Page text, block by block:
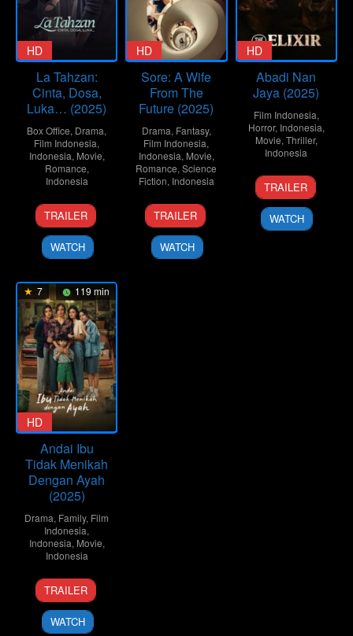
HD
La Tahzan:
Cinta, Dosa,
Luka… (2025)
Box Office, Drama,
Film Indonesia,
Indonesia, Movie,
Romance,
Indonesia
13
Aug
2025
Hanung
Bramantyo
TRAILER
WATCH
HD
Sore: A Wife
From The
Future (2025)
Drama, Fantasy,
Film Indonesia,
Indonesia, Movie,
Romance,Science
Fiction, Indonesia
9
Jul
2025
Yandy
Laurens
TRAILER
WATCH
HD
Abadi Nan
Jaya (2025)
Film Indonesia,
Horror, Indonesia,
Movie,Thriller,
Indonesia
21
Oct
2025
Kimo
Stamboel
TRAILER
WATCH
7 119 min
HD
Andai Ibu
Tidak Menikah
Dengan Ayah
(2025)
Drama, Family, Film
Indonesia,
Indonesia, Movie,
Indonesia
3
Sep
2025
Kuntz
Agus
TRAILER
WATCH